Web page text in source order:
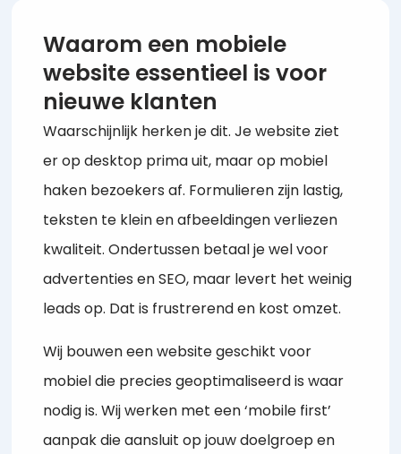
Waarom een mobiele
website essentieel is voor
nieuwe klanten
Waarschijnlijk herken je dit. Je website ziet
er op desktop prima uit, maar op mobiel
haken bezoekers af. Formulieren zijn lastig,
teksten te klein en afbeeldingen verliezen
kwaliteit. Ondertussen betaal je wel voor
advertenties en SEO, maar levert het weinig
leads op. Dat is frustrerend en kost omzet.
Wij bouwen een website geschikt voor
mobiel die precies geoptimaliseerd is waar
nodig is. Wij werken met een ‘mobile first’
aanpak die aansluit op jouw doelgroep en